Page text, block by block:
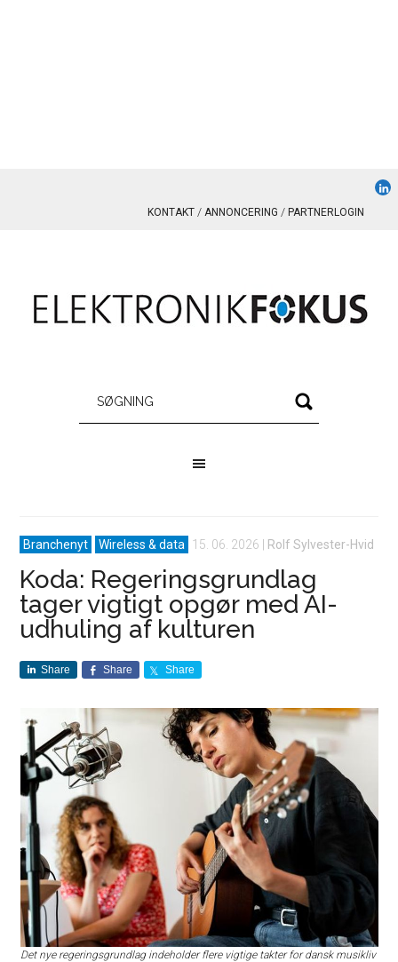
KONTAKT ANNONCERING PARTNERLOGIN
Branchenyt Wireless & data 15. 06. 2026 Rolf Sylvester-Hvid
Koda: Regeringsgrundlag
tager vigtigt opgør med AI-
udhuling af kulturen
Share Share Share
Det nye regeringsgrundlag indeholder flere vigtige takter for dansk musikliv